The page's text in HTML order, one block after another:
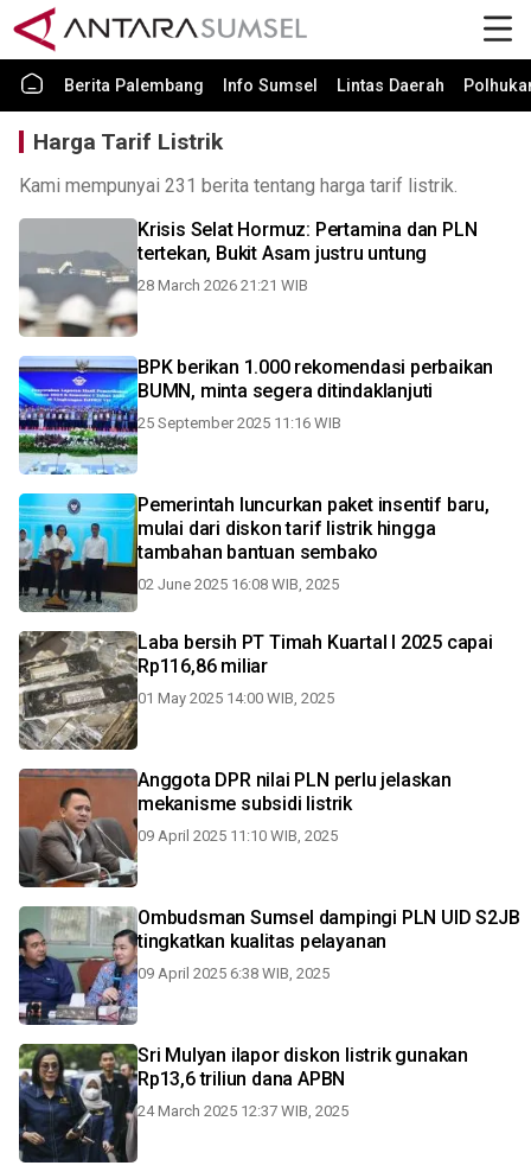
Berita Palembang Info Sumsel Lintas Daerah
Harga Tarif Listrik
Kami mempunyai 231 berita tentang harga tarif listrik.
Krisis Selat Hormuz: Pertamina dan PLN
tertekan, Bukit Asam justru untung
28 March 2026 21:21 WIB
BPK berikan 1.000 rekomendasi perbaikan
BUMN, minta segera ditindaklanjuti
25 September 2025 11:16 WIB
Pemerintah luncurkan paket insentif baru,
mulai dari diskon tarif listrik hingga
tambahan bantuan sembako
02 June 2025 16:08 WIB, 2025
Laba bersih PT Timah Kuartal I 2025 capai
Rp116,86 miliar
01 May 2025 14:00 WIB, 2025
Anggota DPR nilai PLN perlu jelaskan
mekanisme subsidi listrik
09 April 2025 11:10 WIB, 2025
Ombudsman Sumsel dampingi PLN UID S2JB
tingkatkan kualitas pelayanan
09 April 2025 6:38 WIB, 2025
Sri Mulyan ilapor diskon listrik gunakan
Rp13,6 triliun dana APBN
24 March 2025 12:37 WIB, 2025